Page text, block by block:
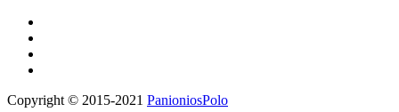
Copyright © 2015-2021 PanioniosPolo